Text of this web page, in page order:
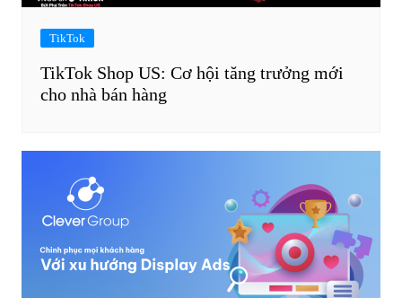
TikTok
TikTok Shop US: Cơ hội tăng trưởng mới
cho nhà bán hàng